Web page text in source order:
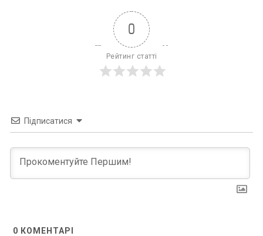
0
Рейтинг статті
Підписатися
0 КОМЕНТАРІ